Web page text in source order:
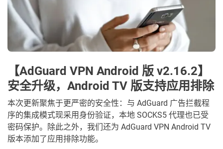
【AdGuard VPN Android 版 v2.16.2】
安全升级，Android TV 版支持应用排除
本次更新聚焦于更严密的安全性：与 AdGuard 广告拦截程
序的集成模式现采用身份验证，本地 SOCKS5 代理也已受
密码保护。除此之外，我们还为 AdGuard VPN Android TV
版本添加了应用排除功能。